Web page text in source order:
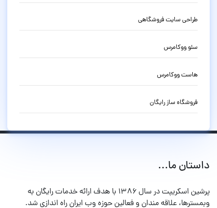
طراحی سایت فروشگاهی
سئو ووکامرس
هاست ووکامرس
فروشگاه ساز رایگان
داستان ما...
پرشین اسکریپت در سال ۱۳۸۶ با هدف ارائه خدمات رایگان به
وبمسترها، علاقه مندان و فعالین حوزه وب ایران راه اندازی شد.